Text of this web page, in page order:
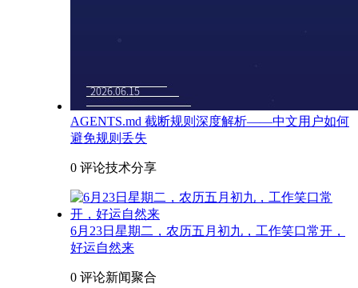
AGENTS.md 截断规则深度解析——中文用户如何
避免规则丢失
0 评论技术分享
6月23日星期二，农历五月初九，工作笑口常开，
好运自然来
0 评论新闻聚合